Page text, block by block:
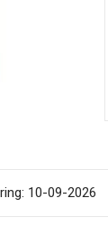
10-09-2026